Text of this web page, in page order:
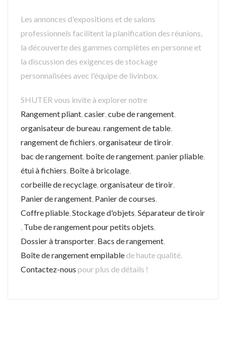
Les annonces d'expositions et de salons
professionnels facilitent la planification des réunions,
la découverte des gammes complètes en personne et
la discussion des exigences de stockage
personnalisées avec l'équipe de livinbox.
SHUTER vous invite à explorer notre
Rangement pliant casier cube de rangement
organisateur de bureau rangement de table
rangement de fichiers organisateur de tiroir
bac de rangement boîte de rangement panier pliable
étui à fichiers Boîte à bricolage
corbeille de recyclage organisateur de tiroir
Panier de rangement Panier de courses
Coffre pliable Stockage d'objets Séparateur de tiroir
Tube de rangement pour petits objets
Dossier à transporter Bacs de rangement
Boîte de rangement empilable de haute qualité.
Contactez-nous pour plus de détails !